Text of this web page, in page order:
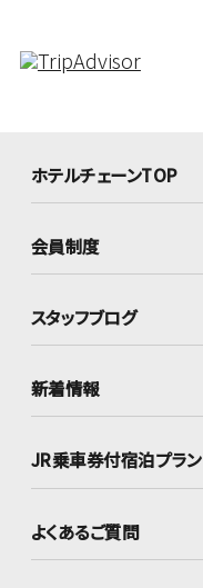
ホテルチェーンTOP
会員制度
スタッフブログ
新着情報
JR乗車券付宿泊プラン
よくあるご質問